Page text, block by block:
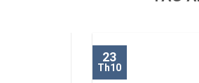
23
Th10